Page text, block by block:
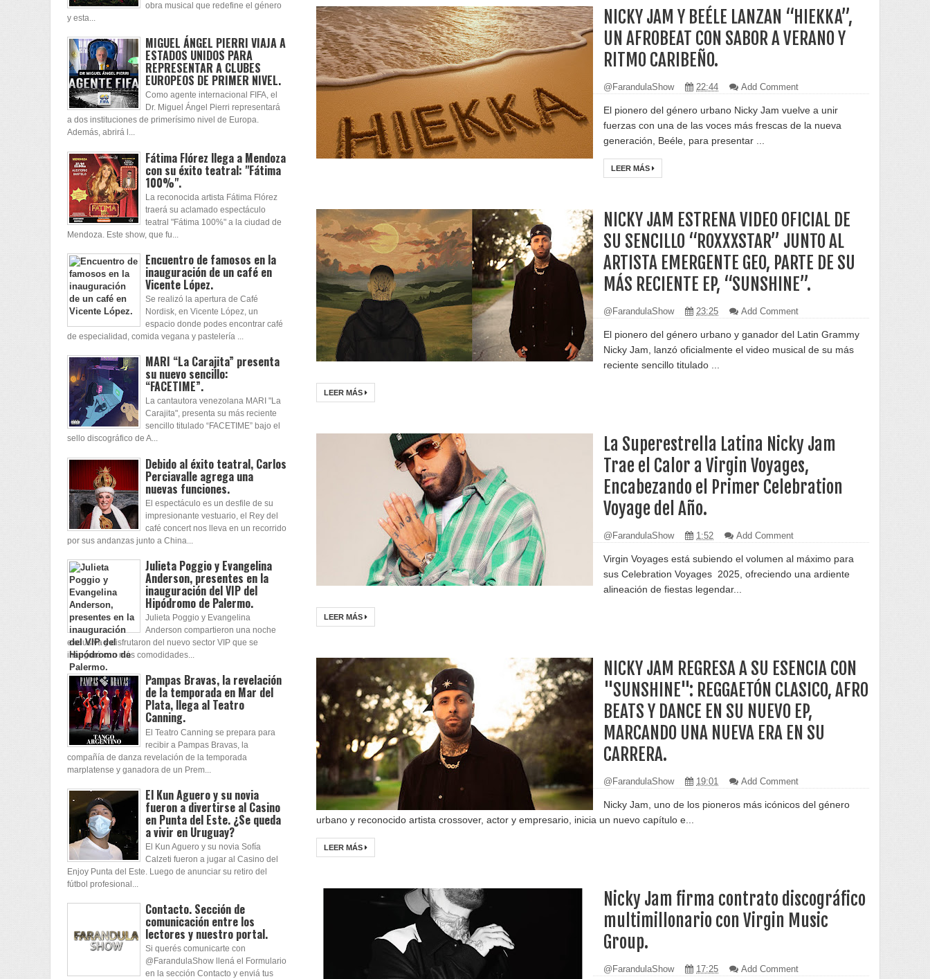
NICKY JAM Y BEÉLE LANZAN “HIEKKA”,
UN AFROBEAT CON SABOR A VERANO Y
RITMO CARIBEÑO.
@FarandulaShow 22:44 Add Comment
El pionero del género urbano Nicky Jam vuelve a unir
fuerzas con una de las voces más frescas de la nueva
generación, Beéle, para presentar ...
LEER MÁS
NICKY JAM ESTRENA VIDEO OFICIAL DE
SU SENCILLO “ROXXXSTAR” JUNTO AL
ARTISTA EMERGENTE GEO, PARTE DE SU
MÁS RECIENTE EP, “SUNSHINE”.
@FarandulaShow 23:25 Add Comment
El pionero del género urbano y ganador del Latin Grammy
Nicky Jam, lanzó oficialmente el video musical de su más
reciente sencillo titulado ...
LEER MÁS
La Superestrella Latina Nicky Jam
Trae el Calor a Virgin Voyages,
Encabezando el Primer Celebration
Voyage del Año.
@FarandulaShow 1:52 Add Comment
Virgin Voyages está subiendo el volumen al máximo para
sus Celebration Voyages 2025, ofreciendo una ardiente
alineación de fiestas legendar...
LEER MÁS
NICKY JAM REGRESA A SU ESENCIA CON
"SUNSHINE": REGGAETÓN CLASICO, AFRO
BEATS Y DANCE EN SU NUEVO EP,
MARCANDO UNA NUEVA ERA EN SU
CARRERA.
@FarandulaShow 19:01 Add Comment
Nicky Jam, uno de los pioneros más icónicos del género
urbano y reconocido artista crossover, actor y empresario, inicia un nuevo capítulo e...
LEER MÁS
Nicky Jam firma contrato discográfico
multimillonario con Virgin Music
Group.
@FarandulaShow 17:25 Add Comment
obra musical que redefine el género
y esta...
MIGUEL ÁNGEL PIERRI VIAJA A
ESTADOS UNIDOS PARA
REPRESENTAR A CLUBES
EUROPEOS DE PRIMER NIVEL.
Como agente internacional FIFA, el
Dr. Miguel Ángel Pierri representará
a dos instituciones de primerísimo nivel de Europa.
Además, abrirá l...
Fátima Flórez llega a Mendoza
con su éxito teatral: "Fátima
100%".
La reconocida artista Fátima Flórez
traerá su aclamado espectáculo
teatral "Fátima 100%" a la ciudad de
Mendoza. Este show, que fu...
Encuentro de famosos en la
inauguración de un café en
Vicente López.
Se realizó la apertura de Café
Nordisk, en Vicente López, un
espacio donde podes encontrar café
de especialidad, comida vegana y pastelería ...
MARI “La Carajita” presenta
su nuevo sencillo:
“FACETIME”.
La cantautora venezolana MARI "La
Carajita", presenta su más reciente
sencillo titulado “FACETIME” bajo el
sello discográfico de A...
Debido al éxito teatral, Carlos
Perciavalle agrega una
nuevas funciones.
El espectáculo es un desfile de su
impresionante vestuario, el Rey del
café concert nos lleva en un recorrido
por sus andanzas junto a China...
Julieta Poggio y Evangelina
Anderson, presentes en la
inauguración del VIP del
Hipódromo de Palermo.
Julieta Poggio y Evangelina
Anderson compartieron una noche
exclusiva y disfrutaron del nuevo sector VIP que se
inauguró con más comodidades...
Pampas Bravas, la revelación
de la temporada en Mar del
Plata, llega al Teatro
Canning.
El Teatro Canning se prepara para
recibir a Pampas Bravas, la
compañía de danza revelación de la temporada
marplatense y ganadora de un Prem...
El Kun Aguero y su novia
fueron a divertirse al Casino
en Punta del Este. ¿Se queda
a vivir en Uruguay?
El Kun Aguero y su novia Sofía
Calzeti fueron a jugar al Casino del
Enjoy Punta del Este. Luego de anunciar su retiro del
fútbol profesional...
Contacto. Sección de
comunicación entre los
lectores y nuestro portal.
Si querés comunicarte con
@FarandulaShow llená el Formulario
en la sección Contacto y enviá tus